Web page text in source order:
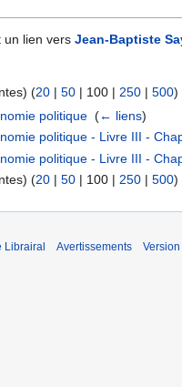
un lien vers Jean-Baptiste
) (20 | 50 | 100 | 250 | 500)
politique ‎(← liens)
politique - Livre III -
politique - Livre III -
) (20 | 50 | 100 | 250 | 500)
Librairal Avertissements